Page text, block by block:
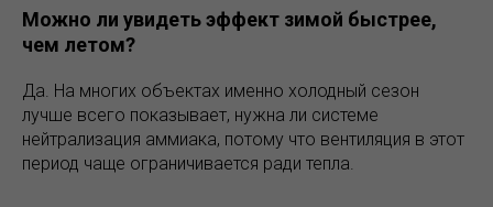
Можно ли увидеть эффект зимой быстрее,
чем летом?
Да. На многих объектах именно холодный сезон
лучше всего показывает, нужна ли системе
нейтрализация аммиака, потому что вентиляция в этот
период чаще ограничивается ради тепла.